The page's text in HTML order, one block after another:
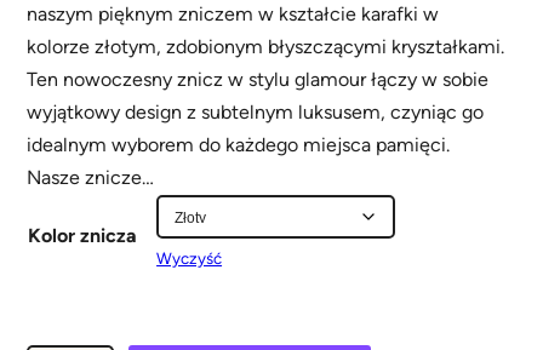
naszym pięknym zniczem w kształcie karafki w
kolorze złotym, zdobionym błyszczącymi kryształkami.
Ten nowoczesny znicz w stylu glamour łączy w sobie
wyjątkowy design z subtelnym luksusem, czyniąc go
idealnym wyborem do każdego miejsca pamięci.
Nasze znicze…
Kolor znicza
Wyczyść